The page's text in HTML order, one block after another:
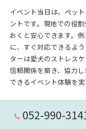
イベント当日は、ペッ
ントです。現地での役
おくと安心できます。
に、すぐ対応できるよ
ターは愛犬のストレス
信頼関係を築き、協力
できるイベント体験を実
愛犬のためのイベ
例えば、名古屋から愛
052-990-